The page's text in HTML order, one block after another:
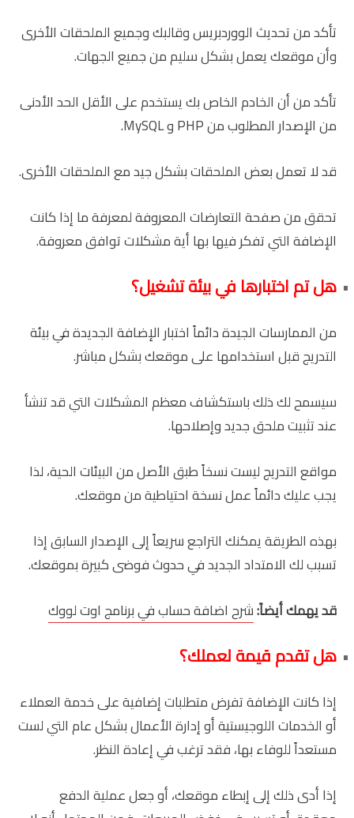
تأكد من تحديث الووردبريس وقالبك وجميع الملحقات الأخرى
وأن موقعك يعمل بشكل سليم من جميع الجهات.
تأكد من أن الخادم الخاص بك يستخدم على الأقل الحد الأدنى
من الإصدار المطلوب من PHP و MySQL.
قد لا تعمل بعض الملحقات بشكل جيد مع الملحقات الأخرى.
تحقق من صفحة التعارضات المعروفة لمعرفة ما إذا كانت
الإضافة التي تفكر فيها بها أية مشكلات توافق معروفة.
هل تم اختبارها في بيئة تشغيل؟
من الممارسات الجيدة دائماً اختبار الإضافة الجديدة في بيئة
التدريج قبل استخدامها على موقعك بشكل مباشر.
سيسمح لك ذلك باستكشاف معظم المشكلات التي قد تنشأ
عند تثبيت ملحق جديد وإصلاحها.
مواقع التدريج ليست نسخاً طبق الأصل من البيئات الحية، لذا
يجب عليك دائماً عمل نسخة احتياطية من موقعك.
بهذه الطريقة يمكنك التراجع سريعاً إلى الإصدار السابق إذا
تسبب لك الامتداد الجديد في حدوث فوضى كبيرة بموقعك.
قد يهمك أيضاً:شرح اضافة حساب في برنامج اوت لووك
هل تقدم قيمة لعملك؟
إذا كانت الإضافة تفرض متطلبات إضافية على خدمة العملاء
أو الخدمات اللوجيستية أو إدارة الأعمال بشكل عام التي لست
مستعداً للوفاء بها، فقد ترغب في إعادة النظر.
إذا أدى ذلك إلى إبطاء موقعك، أو جعل عملية الدفع